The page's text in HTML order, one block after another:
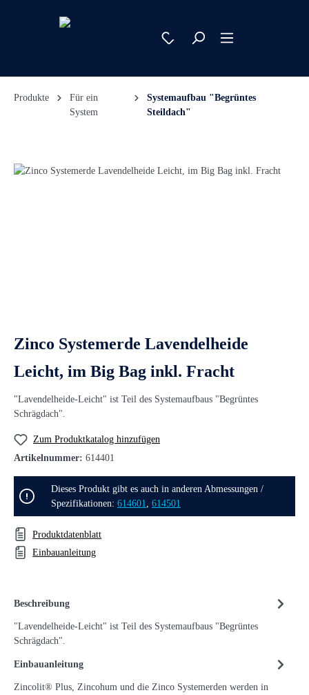
Produkte
Für ein
System
Systemaufbau "Begrüntes
Steildach"
Zinco Systemerde Lavendelheide
Leicht, im Big Bag inkl. Fracht
"Lavendelheide-Leicht" ist Teil des Systemaufbaus "Begrüntes
Schrägdach".
Zum Produktkatalog hinzufügen
Artikelnummer: 614401
Dieses Produkt gibt es auch in anderen Abmessungen /
Spezifikationen: 614601 614501
Produktdatenblatt
Einbauanleitung
Beschreibung
"Lavendelheide-Leicht" ist Teil des Systemaufbaus "Begrüntes
Schrägdach".
Einbauanleitung
Zincolit® Plus, Zincohum und die Zinco Systemerden werden in